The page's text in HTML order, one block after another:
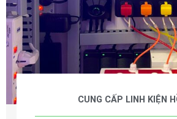
CUNG CẤP LINH KIỆN